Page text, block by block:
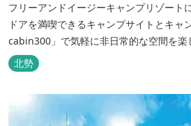
フリーアンドイージーキャンプリゾート
ドアを満喫できるキャンプサイトとキャ
cabin300」で気軽に非日常的な空間を楽
サイト、日帰り手ぶらBBQやドッグラン
ナ施設などを完備、キャンプしながら併
アイグニス」の入浴利用もできるキャン
北勢